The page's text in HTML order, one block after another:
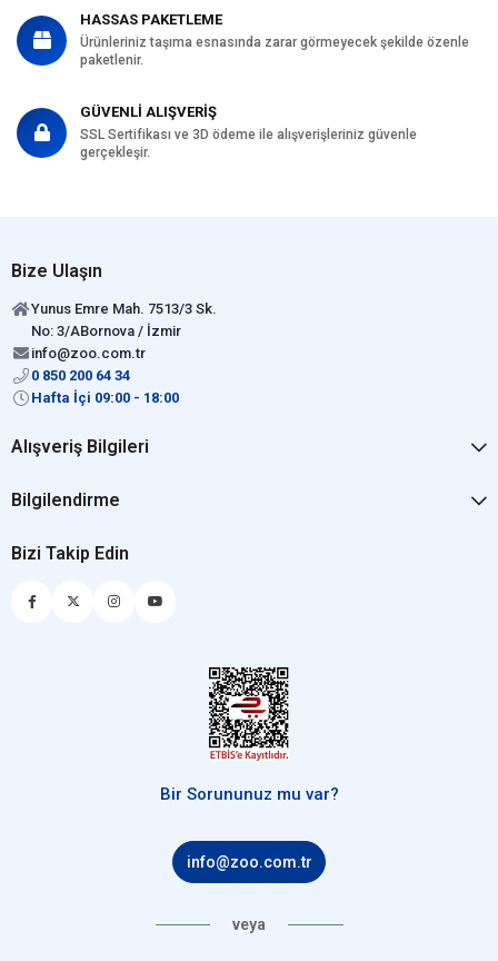
HASSAS PAKETLEME
Ürünleriniz taşıma esnasında zarar görmeyecek şekilde özenle
paketlenir.
GÜVENLİ ALIŞVERİŞ
SSL Sertifikası ve 3D ödeme ile alışverişleriniz güvenle
gerçekleşir.
Bize Ulaşın
Yunus Emre Mah. 7513/3 Sk.
No: 3/ABornova / İzmir
info@zoo.com.tr
0 850 200 64 34
Hafta İçi 09:00 - 18:00
Alışveriş Bilgileri
Bilgilendirme
Bizi Takip Edin
Bir Sorununuz mu var?
info@zoo.com.tr
veya